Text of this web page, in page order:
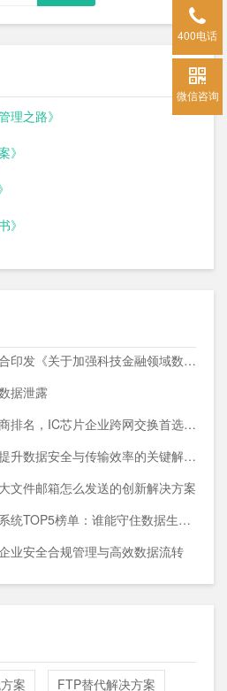
理之路》
》
》
中国人民银行等九部门联合印发《关于加强科技金融领域数据开发利用的通知》
据泄露
一文看懂文件摆渡系统厂商排名，IC芯片企业跨网交换首选方案
文件摆渡系统产品有哪些提升数据安全与传输效率的关键解决方案
文件邮箱怎么发送的创新解决方案
锂电池行业安全数据交换系统TOP5榜单：谁能守住数据生命线？
业安全合规管理与高效数据流转
案 FTP替代解决方案
400电话
微信咨询